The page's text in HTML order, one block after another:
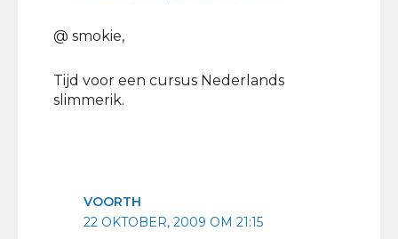
@ smokie,
Tijd voor een cursus Nederlands
slimmerik.
VOORTH
22 OKTOBER, 2009 OM 21:15